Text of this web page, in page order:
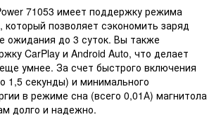
71053 имеет поддержку режима
который позволяет сэкономить заряд
ожидания до 3 суток. Вы также
CarPlay и Android Auto, что делает
умнее. За счет быстрого включения
1,5 секунды) и минимального
в режиме сна (всего 0,01А) магнитола
долго и надежно.